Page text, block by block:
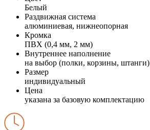
Белый
Раздвижная система
алюминиевая, нижнеопорная
Кромка
ПВХ (0,4 мм, 2 мм)
Внутреннее наполнение
на выбор (полки, корзины, штанги)
Размер
индивидуальный
Цена
указана за базовую комплектацию